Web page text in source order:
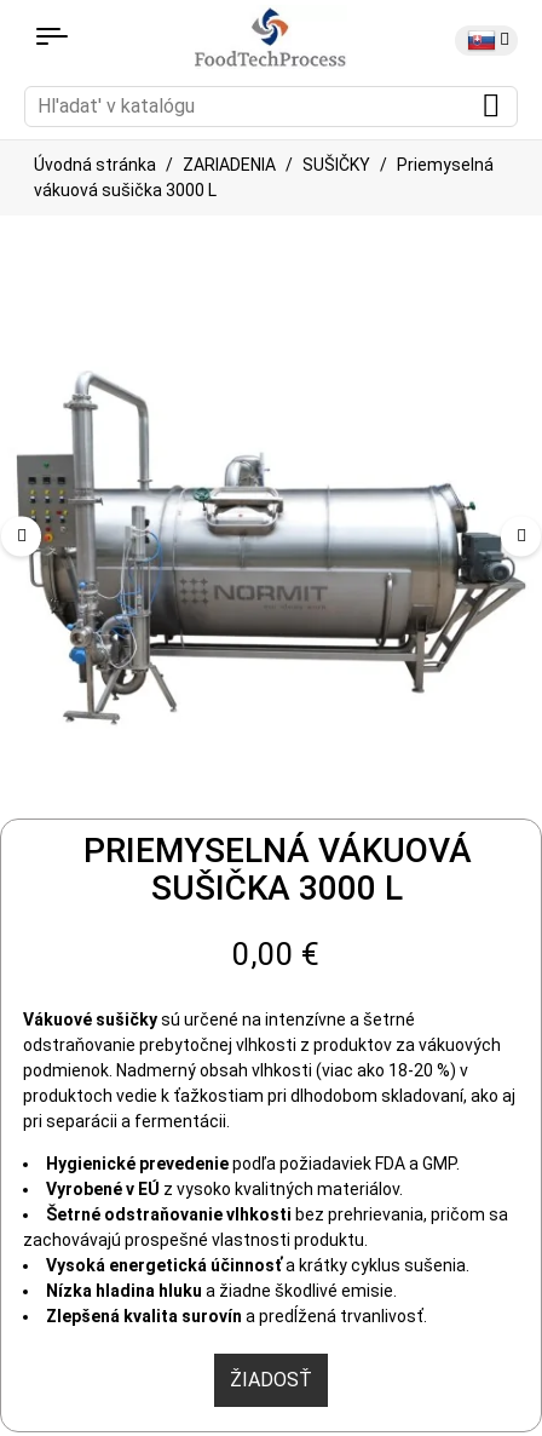
Úvodná stránka ZARIADENIA SUŠIČKY
Priemyselná
vákuová sušička 3000 L
PRIEMYSELNÁ VÁKUOVÁ
SUŠIČKA 3000 L
0,00 €
Vákuové sušičkysú určené na intenzívne a šetrné
odstraňovanie prebytočnej vlhkosti z produktov za vákuových
podmienok. Nadmerný obsah vlhkosti (viac ako 18-20 %) v
produktoch vedie k ťažkostiam pri dlhodobom skladovaní, ako aj
pri separácii a fermentácii.
Hygienické prevedeniepodľa požiadaviek FDA a GMP.
Vyrobené v EÚ z vysoko kvalitných materiálov.
Šetrné odstraňovanie vlhkosti bez prehrievania, pričom sa
zachovávajú prospešné vlastnosti produktu.
Vysoká energetická účinnosťa krátky cyklus sušenia.
Nízka hladina hluku a žiadne škodlivé emisie.
Zlepšená kvalita surovín a predĺžená trvanlivosť.
ŽIADOSŤ